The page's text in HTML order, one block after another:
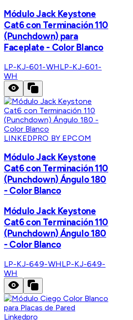
Módulo Jack Keystone
Cat6 con Terminación 110
(Punchdown) para
Faceplate - Color Blanco
LP-KJ-601-WHLP-KJ-601-
WH
LINKEDPRO BY EPCOM
Módulo Jack Keystone
Cat6 con Terminación 110
(Punchdown) Ángulo 180
- Color Blanco
Módulo Jack Keystone
Cat6 con Terminación 110
(Punchdown) Ángulo 180
- Color Blanco
LP-KJ-649-WHLP-KJ-649-
WH